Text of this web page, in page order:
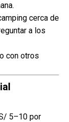
cerca de
a los
con otros
5–10 por